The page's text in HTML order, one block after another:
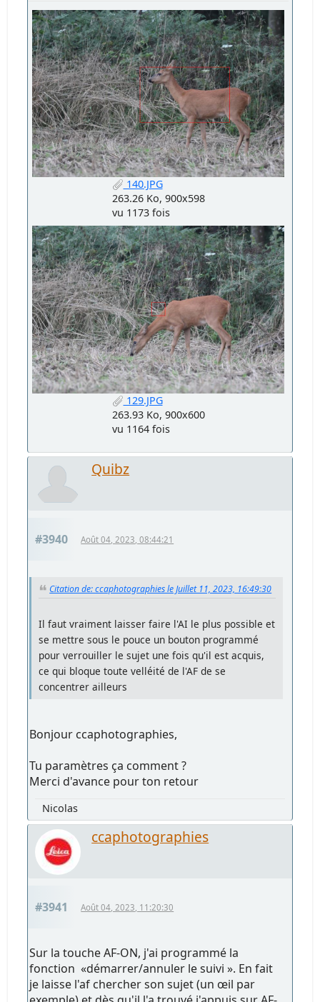
140.JPG
263.26 Ko, 900x598
vu 1173 fois
129.JPG
263.93 Ko, 900x600
vu 1164 fois
Quibz
#3940 Août 04, 2023, 08:44:21
Citation de: ccaphotographies le Juillet 11, 2023, 16:49:30
Il faut vraiment laisser faire l'AI le plus possible et
se mettre sous le pouce un bouton programmé
pour verrouiller le sujet une fois qu'il est acquis,
ce qui bloque toute velléité de l'AF de se
concentrer ailleurs
Bonjour ccaphotographies,
Tu paramètres ça comment ?
Merci d'avance pour ton retour
Nicolas
ccaphotographies
#3941 Août 04, 2023, 11:20:30
Sur la touche AF-ON, j'ai programmé la
fonction «démarrer/annuler le suivi ». En fait
je laisse l'af chercher son sujet (un œil par